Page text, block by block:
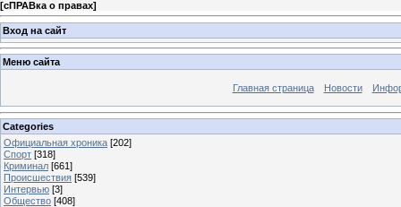
[сПРАВка о правах]
Вход на сайт
Меню сайта
Главная страница Новости
Categories
Официальная хроника [202]
Спорт [318]
Криминал [661]
Происшествия [539]
Интервью [3]
Общество [408]